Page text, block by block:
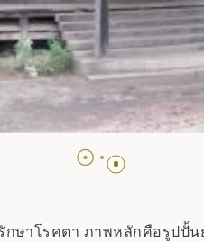
าโรคตา ภาพหลักคือรูปปั้น